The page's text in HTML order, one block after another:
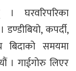
घरवरिपरिका
कपर्दी,
बिदाको समयमा
। गाईगोरु लिएर